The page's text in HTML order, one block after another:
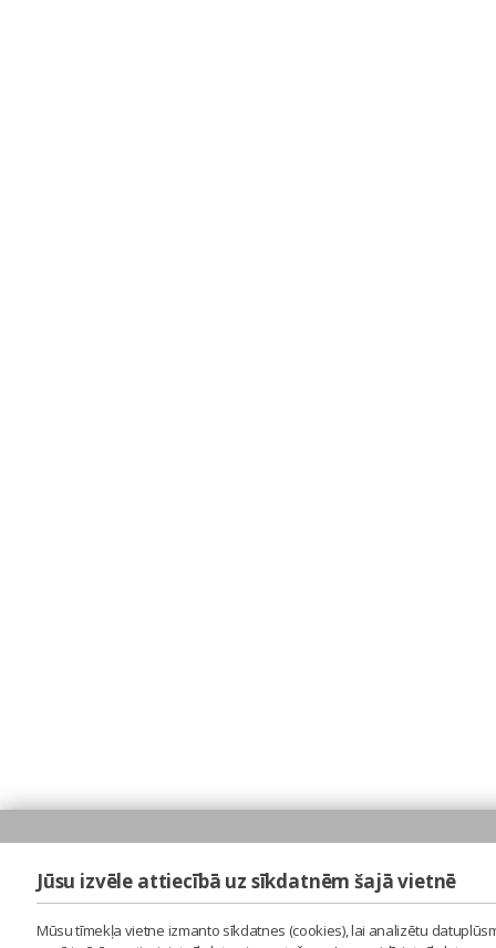
Jūsu izvēle attiecībā uz sīkdatnēm šajā vietnē
Mūsu tīmekļa vietne izmanto sīkdatnes (cookies), lai analizētu